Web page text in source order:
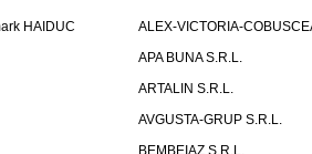
HAIDUC
ALEX-VICTORIA-
APA BUNA S.R.L.
ARTALIN S.R.L.
AVGUSTA-GRUP S.R.L.
BEMBEIAZ S.R.L.